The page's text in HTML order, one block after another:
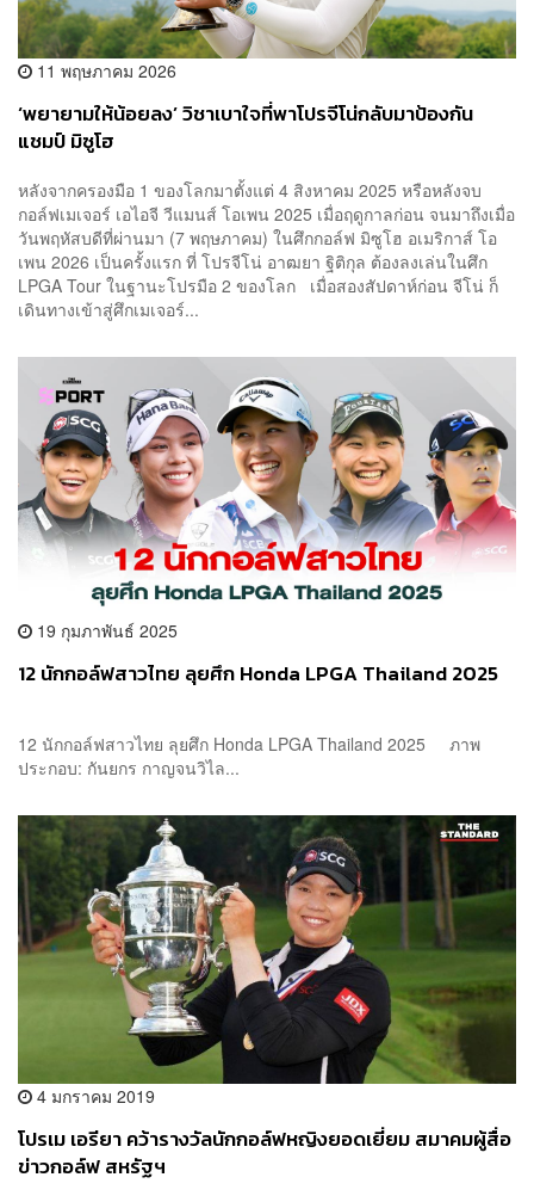
11 พฤษภาคม 2026
‘พยายามให้น้อยลง’ วิชาเบาใจที่พาโปรจีโน่กลับมาป้องกัน
แชมป์ มิซูโฮ
หลังจากครองมือ 1 ของโลกมาตั้งแต่ 4 สิงหาคม 2025 หรือหลังจบ
กอล์ฟเมเจอร์ เอไอจี วีแมนส์ โอเพน 2025 เมื่อฤดูกาลก่อน จนมาถึงเมื่อ
วันพฤหัสบดีที่ผ่านมา (7 พฤษภาคม) ในศึกกอล์ฟ มิซูโฮ อเมริกาส์ โอ
เพน 2026 เป็นครั้งแรก ที่ โปรจีโน่ อาฒยา ฐิติกุล ต้องลงเล่นในศึก
LPGA Tour ในฐานะโปรมือ 2 ของโลก เมื่อสองสัปดาห์ก่อน จีโน่ ก็
เดินทางเข้าสู่ศึกเมเจอร์...
19 กุมภาพันธ์ 2025
12 นักกอล์ฟสาวไทย ลุยศึก Honda LPGA Thailand 2025
12 นักกอล์ฟสาวไทย ลุยศึก Honda LPGA Thailand 2025 ภาพ
ประกอบ: กันยกร กาญจนวิไล...
4 มกราคม 2019
โปรเม เอรียา คว้ารางวัลนักกอล์ฟหญิงยอดเยี่ยม สมาคมผู้สื่อ
ข่าวกอล์ฟ สหรัฐฯ